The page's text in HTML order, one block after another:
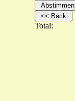
Total: